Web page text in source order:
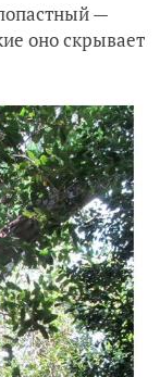
—
оно скрывает